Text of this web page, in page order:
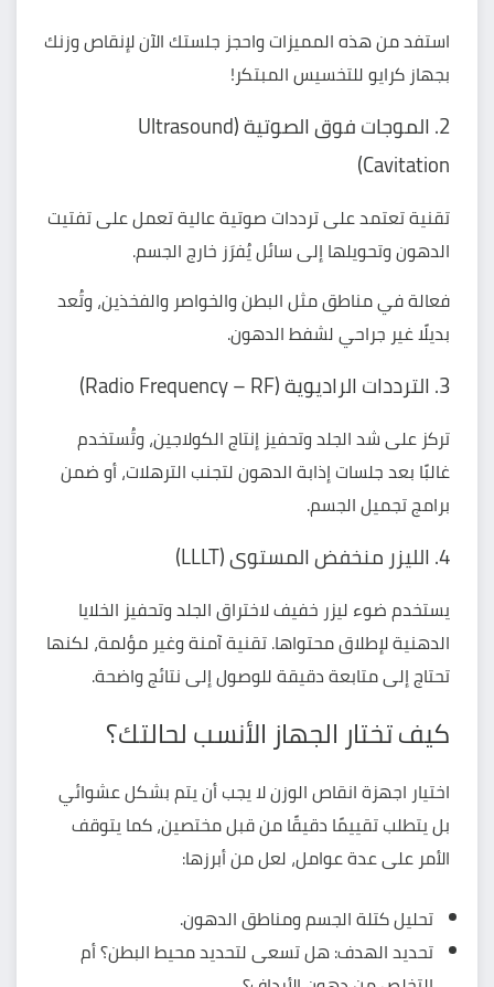
استفد من هذه المميزات واحجز جلستك الآن لإنقاص وزنك
بجهاز كرايو للتخسيسالمبتكر!
2. الموجات فوق الصوتية (Ultrasound
Cavitation)
تقنية تعتمد على ترددات صوتية عالية تعمل على تفتيت
الدهون وتحويلها إلى سائل يُفرَز خارج الجسم.
فعالة في مناطق مثل البطن والخواصر والفخذين، وتُعد
بديلًا غير جراحي لشفط الدهون.
3. الترددات الراديوية (Radio Frequency – RF)
تركز على شد الجلد وتحفيز إنتاج الكولاجين، وتُستخدم
غالبًا بعد جلسات إذابة الدهون لتجنب الترهلات، أو ضمن
برامج تجميل الجسم.
4. الليزر منخفض المستوى (LLLT)
يستخدم ضوء ليزر خفيف لاختراق الجلد وتحفيز الخلايا
الدهنية لإطلاق محتواها. تقنية آمنة وغير مؤلمة، لكنها
تحتاج إلى متابعة دقيقة للوصول إلى نتائج واضحة.
كيف تختار الجهاز الأنسب لحالتك؟
اختيار اجهزة انقاص الوزن لا يجب أن يتم بشكل عشوائي
بل يتطلب تقييمًا دقيقًا من قبل مختصين، كما يتوقف
الأمر على عدة عوامل، لعل من أبرزها:
تحليل كتلة الجسم ومناطق الدهون.
تحديد الهدف: هل تسعى لتحديد محيط البطن؟ أم